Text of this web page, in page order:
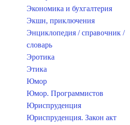
Экономика и бухгалтерия
Экшн, приключения
Энциклопедия / справочник /
словарь
Эротика
Этика
Юмор
Юмор. Программистов
Юриспруденция
Юриспруденция. Закон акт